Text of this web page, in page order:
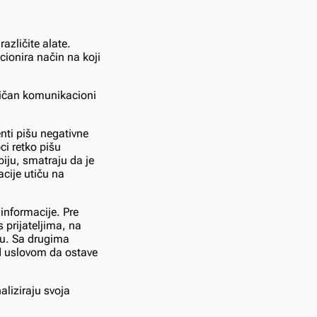
alate.
način na koji
komunikacioni
pišu negativne
retko pišu
smatraju da je
utiču na
Pre
prijateljima, na
Sa drugima
da ostave
svoja